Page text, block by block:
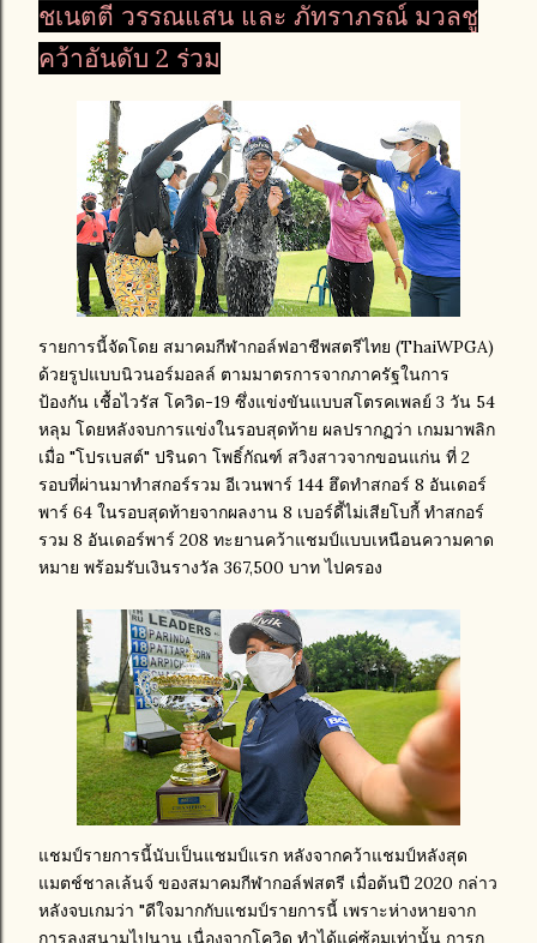
ชเนตตี วรรณแสน และ ภัทราภรณ์ มวลชู
คว้าอันดับ 2 ร่วม
รายการนี้จัดโดย สมาคมกีฬากอล์ฟอาชีพสตรีไทย (ThaiWPGA)
ด้วยรูปแบบนิวนอร์มอลล์ ตามมาตรการจากภาครัฐในการ
ป้องกัน เชื้อไวรัส โควิด-19 ซึ่งแข่งขันแบบสโตรคเพลย์ 3 วัน 54
หลุม โดยหลังจบการแข่งในรอบสุดท้าย ผลปรากฏว่า เกมมาพลิก
เมื่อ "โปรเบสต์" ปรินดา โพธิ์กัณฑ์ สวิงสาวจากขอนแก่น ที่ 2
รอบที่ผ่านมาทำสกอร์รวม อีเวนพาร์ 144 ฮึดทำสกอร์ 8 อันเดอร์
พาร์ 64 ในรอบสุดท้ายจากผลงาน 8 เบอร์ดี้ไม่เสียโบกี้ ทำสกอร์
รวม 8 อันเดอร์พาร์ 208 ทะยานคว้าแชมป์แบบเหนือนความคาด
หมาย พร้อมรับเงินรางวัล 367,500 บาท ไปครอง
แชมป์รายการนี้นับเป็นแชมป์แรก หลังจากคว้าแชมป์หลังสุด
แมตช์ชาลเล้นจ์ ของสมาคมกีฬากอล์ฟสตรี เมื่อต้นปี 2020 กล่าว
หลังจบเกมว่า "ดีใจมากกับแชมป์รายการนี้ เพราะห่างหายจาก
การลงสนามไปนาน เนื่องจากโควิด ทำได้แค่ซ้อมเท่านั้น การก